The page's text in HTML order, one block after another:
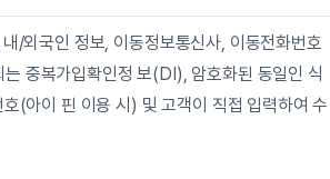
/외국인 정보, 이동정보통신사, 이동전화번호
중복가입확인정 보(DI), 암호화된 동일인 식
(아이 핀 이용 시) 및 고객이 직접 입력하여 수